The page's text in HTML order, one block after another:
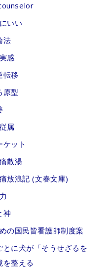
いい
法
感
転移
原型
属
ケット
散湯
放浪記 (文春文庫)
神
の国民皆看護師制度案
に犬が「そうせざるを
を整える